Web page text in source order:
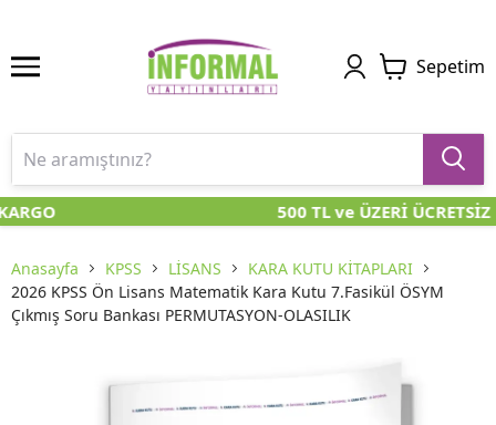
Sepetim
500 TL ve ÜZERİ ÜCRETSİZ
Anasayfa KPSS LİSANS
KARA KUTU KİTAPLARI
2026 KPSS Ön Lisans Matematik Kara Kutu 7.Fasikül ÖSYM
Çıkmış Soru Bankası PERMUTASYON-OLASILIK